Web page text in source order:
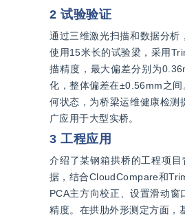
2 试验验证
通过三维激光扫描和数据分析
使用15米长的试验梁，采用
描精度，最大偏差分别为
化，整体偏差在±0.56mm之
何状态，为桥梁运维健康检测
广应用于大型实桥。
3 工程应用
介绍了某钢箱拱桥的工程项
据，结合CloudCompare和
PCA主方向校正、设置滑动
精度。在拱肋外形测定方面，